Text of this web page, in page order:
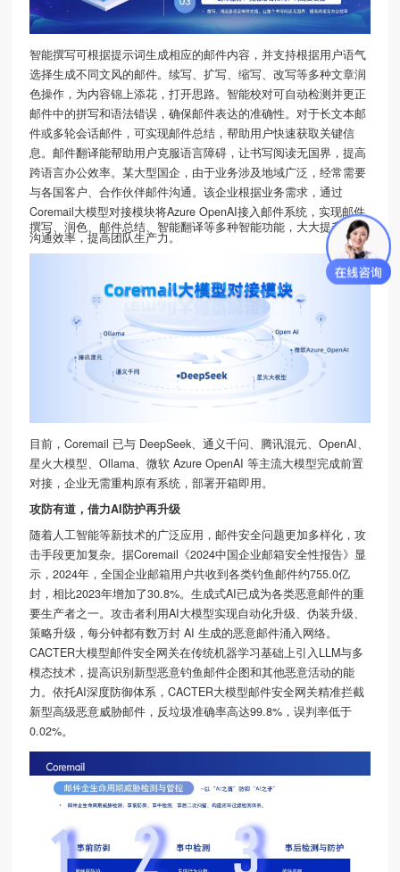
智能撰写可根据提示词生成相应的邮件内容，并支持根据用户语气
选择生成不同文风的邮件。续写、扩写、缩写、改写等多种文章润
色操作，为内容锦上添花，打开思路。智能校对可自动检测并更正
邮件中的拼写和语法错误，确保邮件表达的准确性。对于长文本邮
件或多轮会话邮件，可实现邮件总结，帮助用户快速获取关键信
息。邮件翻译能帮助用户克服语言障碍，让书写阅读无国界，提高
跨语言办公效率。某大型国企，由于业务涉及地域广泛，经常需要
与各国客户、合作伙伴邮件沟通。该企业根据业务需求，通过
Coremail大模型对接模块将Azure OpenAI接入邮件系统 ，实现邮件
撰写、润色、邮件总结、智能翻译等多种智能功能，大大提升团队
沟通效率，提高团队生产力。
目前，Coremail 已与 DeepSeek、通义千问、腾讯混元、OpenAI、
星火大模型、Ollama、微软 Azure OpenAI 等主流大模型完成前置
对接，企业无需重构原有系统，部署开箱即用。
攻防有道，借力AI防护再升级
随着人工智能等新技术的广泛应用，邮件安全问题更加多样化，攻
击手段更加复杂。据Coremail《2024中国企业邮箱安全性报告》显
示，2024年，全国企业邮箱用户共收到各类钓鱼邮件约755.0亿
封，相比2023年增加了30.8%。生成式AI已成为各类恶意邮件的重
要生产者之一。攻击者利用AI大模型实现自动化升级、伪装升级、
策略升级，每分钟都有数万封 AI 生成的恶意邮件涌入网络。
CACTER大模型邮件安全网关在传统机器学习基础上引入LLM与多
模态技术，提高识别新型恶意钓鱼邮件企图和其他恶意活动的能
力。依托AI深度防御体系，CACTER大模型邮件安全网关精准拦截
新型高级恶意威胁邮件，反垃圾准确率高达99.8%，误判率低于
0.02%。